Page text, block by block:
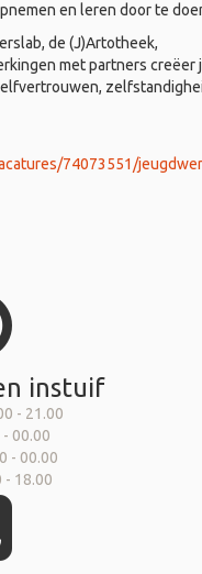
en leren door te
de (J)Artotheek,
met partners creëer
74073551/
instuif
- 21.00
00.00
- 00.00
- 18.00